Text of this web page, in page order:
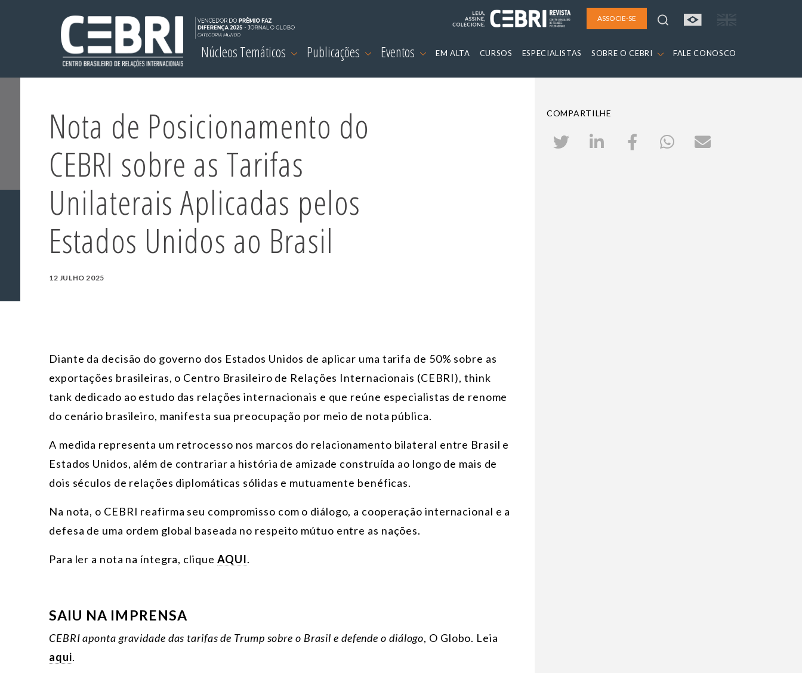
ASSOCIE-SE
Núcleos Temáticos Publicações Eventos EM ALTA CURSOS ESPECIALISTAS SOBRE O CEBRI FALE CONOSCO
Nota de Posicionamento do
CEBRI sobre as Tarifas
Unilaterais Aplicadas pelos
Estados Unidos ao Brasil
12 JULHO 2025
Diante da decisão do governo dos Estados Unidos de aplicar uma tarifa de 50% sobre as
exportações brasileiras, o Centro Brasileiro de Relações Internacionais (CEBRI), think
tank dedicado ao estudo das relações internacionais e que reúne especialistas de renome
do cenário brasileiro, manifesta sua preocupação por meio de nota pública.
A medida representa um retrocesso nos marcos do relacionamento bilateral entre Brasil e
Estados Unidos, além de contrariar a história de amizade construída ao longo de mais de
dois séculos de relações diplomáticas sólidas e mutuamente benéficas.
Na nota, o CEBRI reafirma seu compromisso com o diálogo, a cooperação internacional e a
defesa de uma ordem global baseada no respeito mútuo entre as nações.
Para ler a nota na íntegra, clique AQUI.
SAIU NA IMPRENSA
CEBRI aponta gravidade das tarifas de Trump sobre o Brasil e defende o diálogo, O Globo. Leia
aqui.
COMPARTILHE